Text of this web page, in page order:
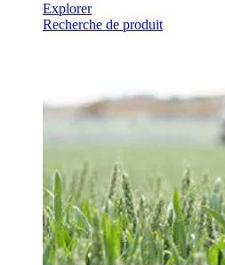
Explorer
Recherche de produit